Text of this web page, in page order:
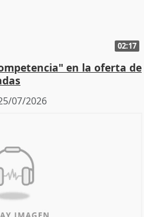
02:17
en la oferta de
07/2026